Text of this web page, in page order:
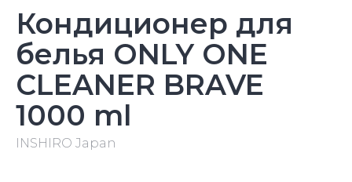
Кондиционер для
белья ONLY ONE
CLEANER BRAVE
1000 ml
INSHIRO Japan